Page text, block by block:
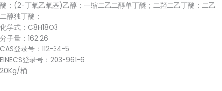
醚；(2-丁氧乙氧基)乙醇；一缩二乙二醇单丁醚；二羟二乙丁醚；二乙
二醇独丁醚；
化学式：C8H18O3
分子量：162.26
CAS登录号：112-34-5
EINECS登录号：203-961-6
20Kg/桶